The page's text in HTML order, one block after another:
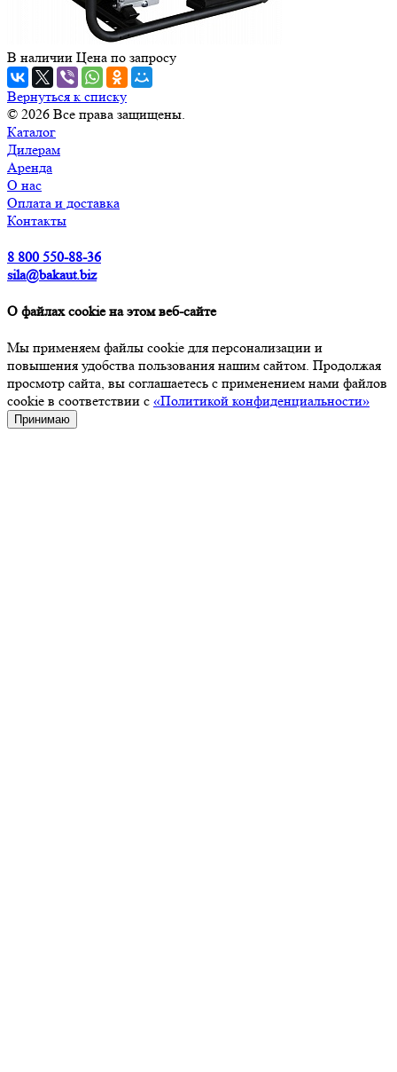
В наличии Цена по запросу
Вернуться к списку
© 2026 Все права защищены.
Каталог
Дилерам
Аренда
О нас
Оплата и доставка
Контакты
8 800 550-88-36
sila@bakaut.biz
О файлах cookie на этом веб-сайте
Мы применяем файлы cookie для персонализации и
повышения удобства пользования нашим сайтом. Продолжая
просмотр сайта, вы соглашаетесь с применением нами файлов
cookie в соответствии с «Политикой конфиденциальности»
Принимаю